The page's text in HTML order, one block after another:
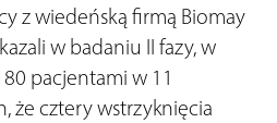
z wiedeńską firmą Biomay
w badaniu II fazy, w
pacjentami w 11
że cztery wstrzyknięcia